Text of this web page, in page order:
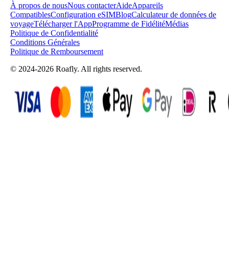
À propos de nousNous contacterAideAppareils
CompatiblesConfiguration eSIMBlogCalculateur de données de
voyageTélécharger l'AppProgramme de FidélitéMédias
Politique de Confidentialité
Conditions Générales
Politique de Remboursement
© 2024-2026 Roafly. All rights reserved.